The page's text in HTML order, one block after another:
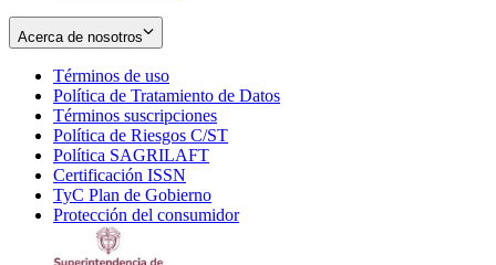
Acerca de nosotros
Términos de uso
in
new
window
Política de Tratamiento de Datos
Términos suscripciones
in
Política de Riesgos C/ST
Política SAGRILAFT
new
window
Certificación ISSN
in
new
TyC Plan de Gobierno
in
Protección del consumidorOpens